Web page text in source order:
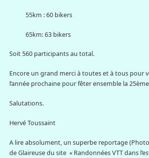
55km : 60 bikers
65km: 63 bikers
Soit 560 participants au total.
Encore un grand merci à toutes et à tous pour
l’année prochaine pour fêter ensemble la
Salutations.
Hervé Toussaint
A lire absolument, un superbe reportage
de Glaireuse du site « Randonnées VTT dans